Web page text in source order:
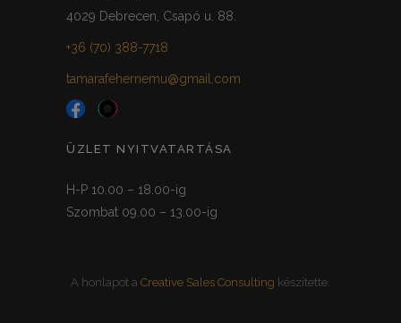
4029 Debrecen, Csapó u. 88.
+36 (70) 388-7718
tamarafehernemu@gmail.com
ÜZLET NYITVATARTÁSA
H-P 10.00 – 18.00-ig
Szombat 09.00 – 13.00-ig
A honlapot a Creative Sales Consulting készítette.